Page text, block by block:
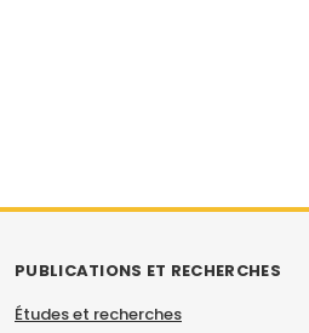
PUBLICATIONS ET RECHERCHES
Études et recherches